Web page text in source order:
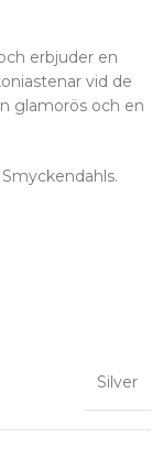
erbjuder en
vid de
glamorös och en
Silver